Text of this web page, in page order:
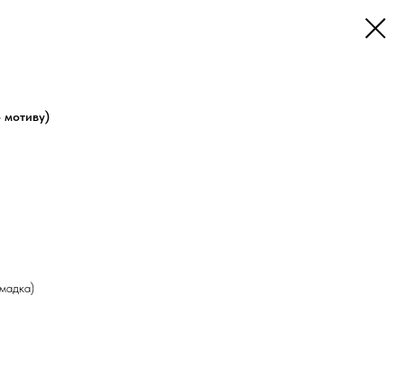
мотиву)